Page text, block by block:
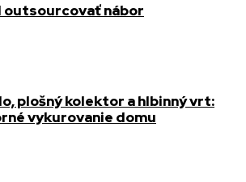
outsourcovať nábor
plošný kolektor a hlbinný vrt:
vykurovanie domu